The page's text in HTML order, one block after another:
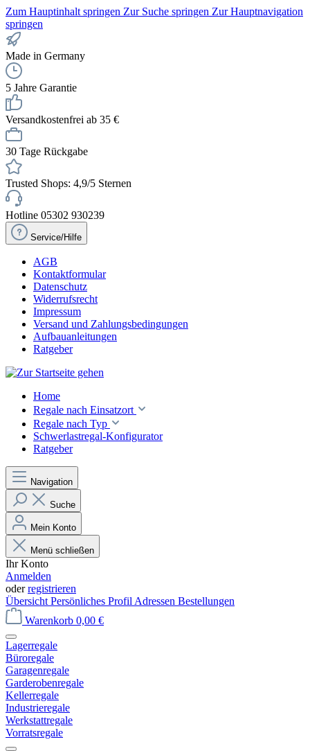
Zum Hauptinhalt springen Zur Suche springen Zur Hauptnavigation
springen
Made in Germany
5 Jahre Garantie
Versandkostenfrei ab 35 €
30 Tage Rückgabe
Trusted Shops: 4,9/5 Sternen
Hotline 05302 930239
Service/Hilfe
AGB
Kontaktformular
Datenschutz
Widerrufsrecht
Impressum
Versand und Zahlungsbedingungen
Aufbauanleitungen
Ratgeber
Home
Regale nach Einsatzort
Regale nach Typ
Schwerlastregal-Konfigurator
Ratgeber
Navigation
Suche
Mein Konto
Menü schließen
Ihr Konto
Anmelden
oderregistrieren
Übersicht Persönliches Profil Adressen Bestellungen
Warenkorb 0,00 €
Lagerregale
Büroregale
Garagenregale
Garderobenregale
Kellerregale
Industrieregale
Werkstattregale
Vorratsregale